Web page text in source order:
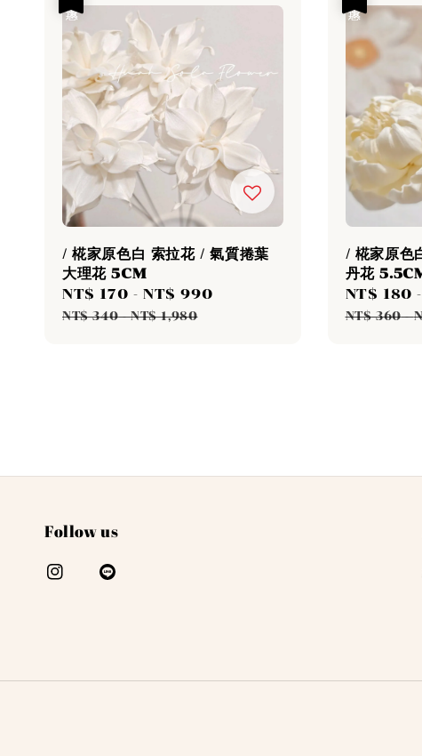
/ 椛家原色白 索拉花 / 氣質捲葉
大理花 5CM
Sale
price
NT$ 170 -NT$ 990
NT$ 340-NT$ 1,980
/ 椛家原色
丹花
Sale
price
NT$ 180 -
NT$ 360-
Follow us